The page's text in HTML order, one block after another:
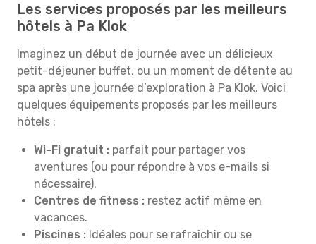
Les services proposés par les meilleurs
hôtels à Pa Klok
Imaginez un début de journée avec un délicieux
petit-déjeuner buffet, ou un moment de détente au
spa après une journée d’exploration à Pa Klok. Voici
quelques équipements proposés par les meilleurs
hôtels :
Wi-Fi gratuit : parfait pour partager vos
aventures (ou pour répondre à vos e-mails si
nécessaire).
Centres de fitness : restez actif même en
vacances.
Piscines : Idéales pour se rafraîchir ou se